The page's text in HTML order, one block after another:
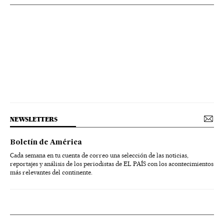
NEWSLETTERS
Boletín de América
Cada semana en tu cuenta de correo una selección de las noticias,
reportajes y análisis de los periodistas de EL PAÍS con los acontecimientos
más relevantes del continente.